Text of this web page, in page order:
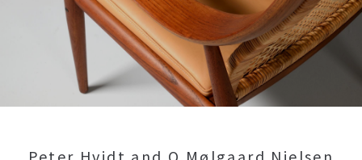
Peter Hvidt and O.Mølgaard Nielsen